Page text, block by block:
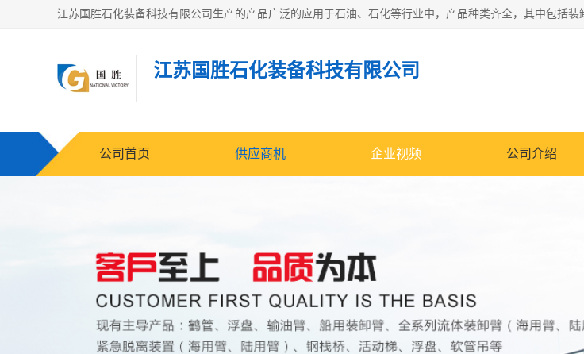
江苏国胜石化装备科技有限公司
公司首页 供应商机 企业视频 公司介绍